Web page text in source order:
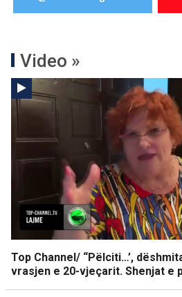
Video »
Top Channel/ “Pëlciti…’,
vrasjen e 20-vjeçarit. Shenjat e